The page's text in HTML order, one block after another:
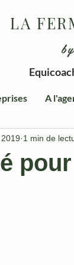
LA
A
1 min de